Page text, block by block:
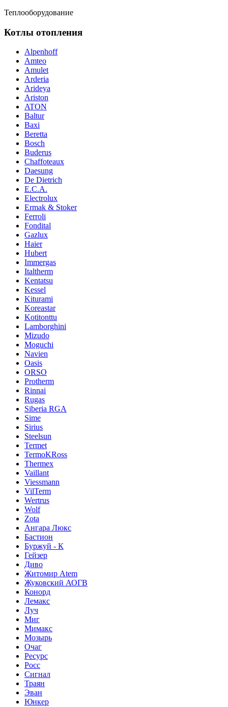
Теплооборудование
Котлы отопления
Alpenhoff
Amteo
Amulet
Arderia
Arideya
Ariston
ATON
Baltur
Baxi
Beretta
Bosch
Buderus
Chaffoteaux
Daesung
De Dietrich
E.C.A.
Electrolux
Ermak & Stoker
Ferroli
Fondital
Gazlux
Haier
Hubert
Immergas
Italtherm
Kentatsu
Kessel
Kiturami
Koreastar
Kotitonttu
Lamborghini
Mizudo
Moguchi
Navien
Oasis
ORSO
Protherm
Rinnai
Rugas
Siberia RGA
Sime
Sirius
Steelsun
Termet
TermoKRoss
Thermex
Vaillant
Viessmann
VilTerm
Wertrus
Wolf
Zota
Ангара Люкс
Бастион
Буржуй - К
Гейзер
Диво
Житомир Аtem
Жуковский АОГВ
Конорд
Лемакс
Луч
Миг
Мимакс
Мозырь
Очаг
Ресурс
Росс
Сигнал
Траян
Эван
Юнкер